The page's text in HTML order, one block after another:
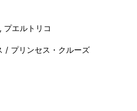
プエルトリコ
/ プリンセス・クルーズ